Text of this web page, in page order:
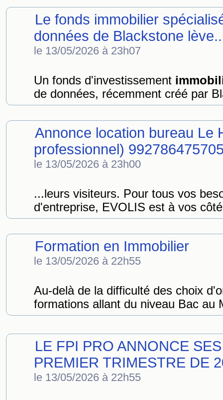
Le fonds immobilier
données de Blackstone
le 13/05/2026 à 23h07
Un fonds d'investissement
de données, récemment créé par
Annonce location bureau Le
professionnel)
le 13/05/2026 à 23h00
...leurs visiteurs. Pour tous vos
d'entreprise, EVOLIS est à vos
Formation en Immobilier
le 13/05/2026 à 22h55
Au-delà de la difficulté des choix
formations allant du niveau Bac au
LE FPI PRO ANNONCE
PREMIER TRIMESTRE DE
le 13/05/2026 à 22h55